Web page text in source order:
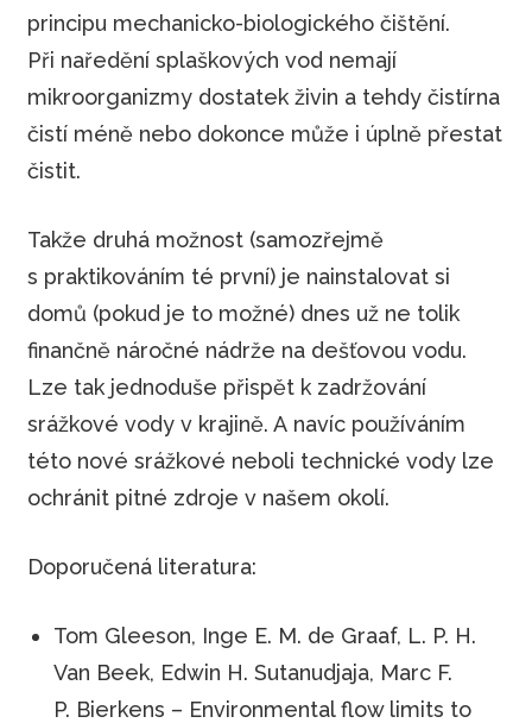
principu mechanicko-biologického čištění.
Při naředění splaškových vod nemají
mikroorganizmy dostatek živin a tehdy čistírna
čistí méně nebo dokonce může i úplně přestat
čistit.
Takže druhá možnost (samozřejmě
s praktikováním té první) je nainstalovat si
domů (pokud je to možné) dnes už ne tolik
finančně náročné nádrže na dešťovou vodu.
Lze tak jednoduše přispět k zadržování
srážkové vody v krajině. A navíc používáním
této nové srážkové neboli technické vody lze
ochránit pitné zdroje v našem okolí.
Doporučená literatura:
Tom Gleeson, Inge E. M. de Graaf, L. P. H.
Van Beek, Edwin H. Sutanudjaja, Marc F.
P. Bierkens – Environmental flow limits to